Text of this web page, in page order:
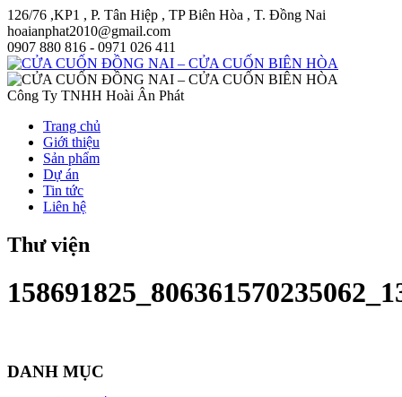
126/76 ,KP1 , P. Tân Hiệp , TP Biên Hòa , T. Đồng Nai
hoaianphat2010@gmail.com
0907 880 816 - 0971 026 411
Công Ty TNHH Hoài Ân Phát
Trang chủ
Giới thiệu
Sản phẩm
Dự án
Tin tức
Liên hệ
Thư viện
DANH MỤC